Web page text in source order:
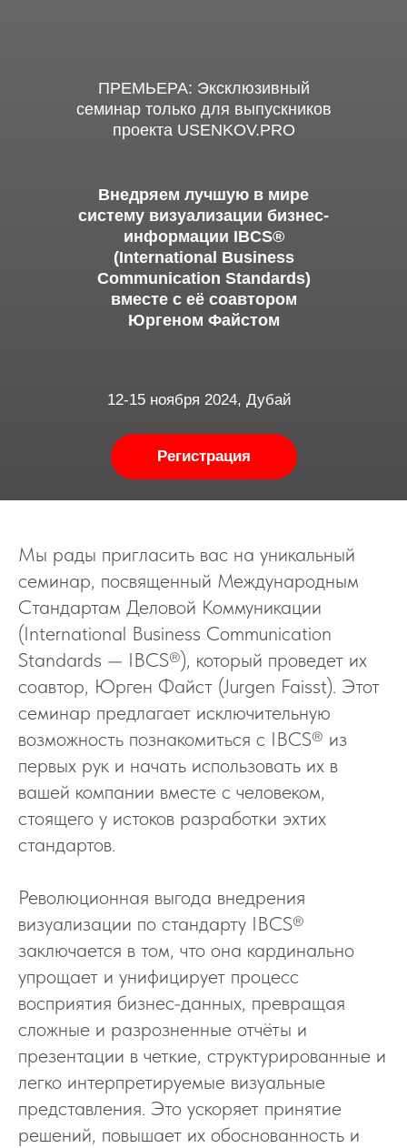
ПРЕМЬЕРА: Эксклюзивный
семинар только для выпускников
проекта USENKOV.PRO
Регистрация
Внедряем лучшую в мире
систему визуализации бизнес-
информации IBCS®
(International Business
Communication Standards)
вместе с её соавтором
Юргеном Файстом
12-15 ноября 2024, Дубай
Мы рады пригласить вас на уникальный
семинар, посвященный Международным
Стандартам Деловой Коммуникации
(International Business Communication
Standards — IBCS®), который проведет их
соавтор, Юрген Файст (Jurgen Faisst). Этот
семинар предлагает исключительную
возможность познакомиться с IBCS® из
первых рук и начать использовать их в
вашей компании вместе с человеком,
стоящего у истоков разработки эxтих
стандартов.
Революционная выгода внедрения
визуализации по стандарту IBCS®
заключается в том, что она кардинально
упрощает и унифицирует процесс
восприятия бизнес-данных, превращая
сложные и разрозненные отчёты и
презентации в четкие, структурированные и
легко интерпретируемые визуальные
представления. Это ускоряет принятие
решений, повышает их обоснованность и